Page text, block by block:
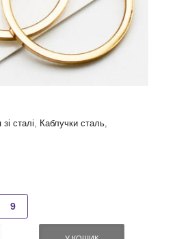
зі сталі, Каблучки сталь,
9